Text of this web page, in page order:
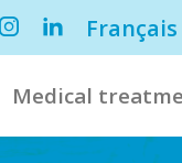
Français
Medical